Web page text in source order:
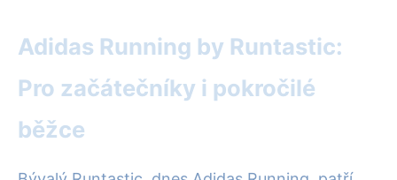
Adidas Running by Runtastic:
Pro začátečníky i pokročilé
běžce